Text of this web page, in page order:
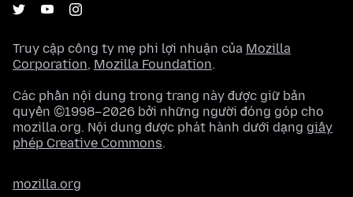
Truy cập công ty mẹ phi lợi nhuận của Mozilla
Corporation, Mozilla Foundation.
Các phần nội dung trong trang này được giữ bản
quyền ©1998–2026 bởi những người đóng góp cho
mozilla.org. Nội dung được phát hành dưới dạng giấy
phép Creative Commons.
mozilla.org